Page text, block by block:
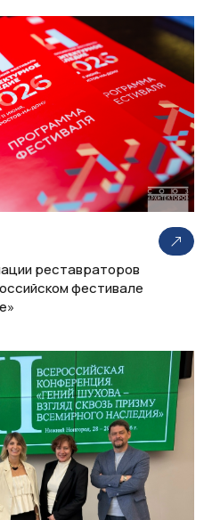
реставраторов
фестивале